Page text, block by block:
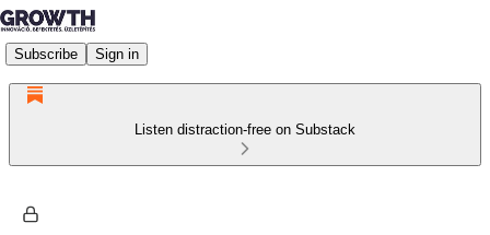
Subscribe Sign in
Listen distraction-free on Substack